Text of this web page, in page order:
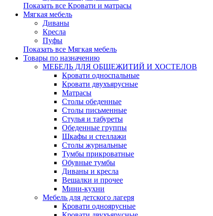
Показать все Кровати и матрасы
Мягкая мебель
Диваны
Кресла
Пуфы
Показать все Мягкая мебель
Товары по назначению
МЕБЕЛЬ ДЛЯ ОБЩЕЖИТИЙ И ХОСТЕЛОВ
Кровати односпальные
Кровати двухъярусные
Матрасы
Столы обеденные
Столы письменные
Стулья и табуреты
Обеденные группы
Шкафы и стеллажи
Столы журнальные
Тумбы прикроватные
Обувные тумбы
Диваны и кресла
Вешалки и прочее
Мини-кухни
Мебель для детского лагеря
Кровати одноярусные